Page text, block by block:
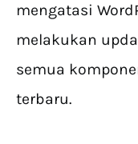
mengatasi
melakukan
semua
terbaru.